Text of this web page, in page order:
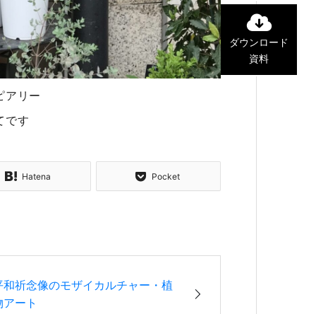
アリー
です
Hatena Pocket
和祈念像のモザイカルチャー・植
アート
ダウンロード
資料